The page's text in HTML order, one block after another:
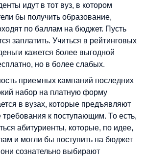
идут в тот вуз, в котором
бы получить образование,
по баллам на бюджет. Пусть
заплатить. Учиться в рейтинговых
кажется более выгодной
но в более слабых.
приемных кампаний последних
набор на платную форму
в вузах, которые предъявляют
к поступающим. То есть,
абитуриенты, которые, по идее,
и могли бы поступить на бюджет
сознательно выбирают